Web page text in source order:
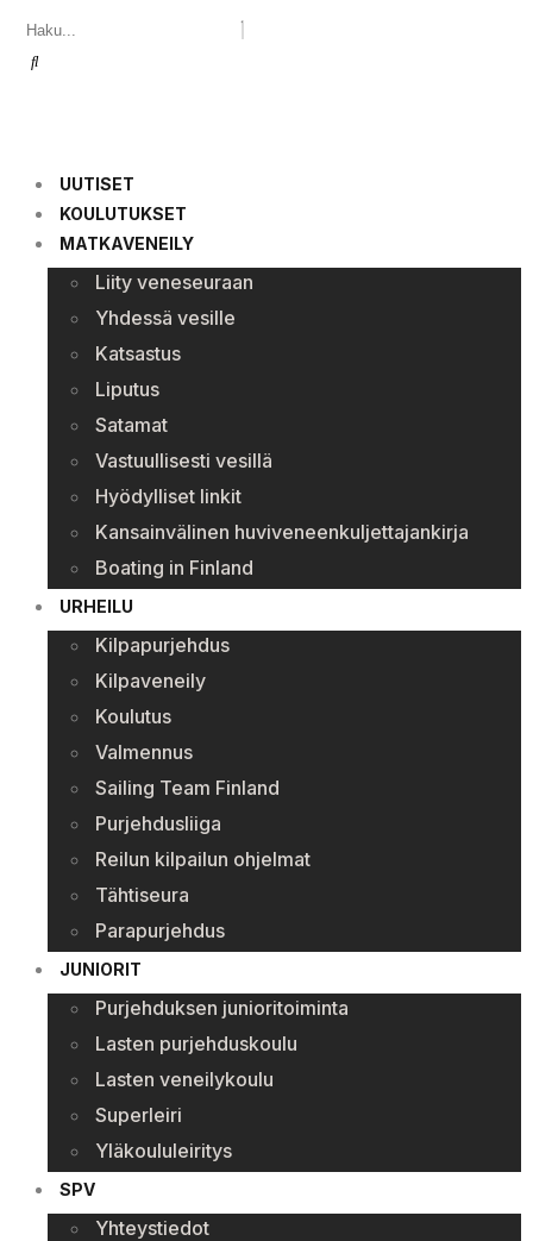
UUTISET
KOULUTUKSET
MATKAVENEILY
Liity veneseuraan
Yhdessä vesille
Katsastus
Liputus
Satamat
Vastuullisesti vesillä
Hyödylliset linkit
Kansainvälinen huviveneenkuljettajankirja
Boating in Finland
URHEILU
Kilpapurjehdus
Kilpaveneily
Koulutus
Valmennus
Sailing Team Finland
Purjehdusliiga
Reilun kilpailun ohjelmat
Tähtiseura
Parapurjehdus
JUNIORIT
Purjehduksen junioritoiminta
Lasten purjehduskoulu
Lasten veneilykoulu
Superleiri
Yläkoululeiritys
SPV
Yhteystiedot